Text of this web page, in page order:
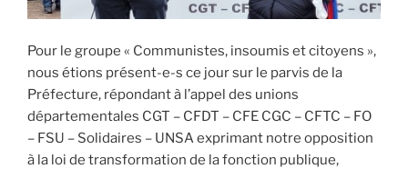
Pour le groupe « Communistes, insoumis et citoyens »,
nous étions présent-e-s ce jour sur le parvis de la
Préfecture, répondant à l’appel des unions
départementales CGT – CFDT – CFE CGC – CFTC – FO
– FSU – Solidaires – UNSA exprimant notre opposition
à la loi de transformation de la fonction publique,